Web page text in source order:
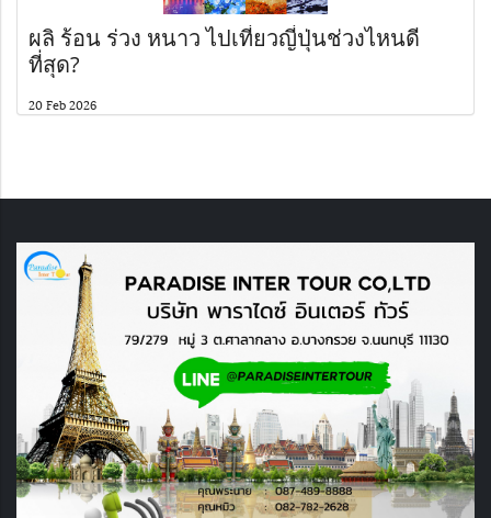
ผลิ ร้อน ร่วง หนาว ไปเที่ยวญี่ปุ่นช่วงไหนดี
ที่สุด?
20 Feb 2026